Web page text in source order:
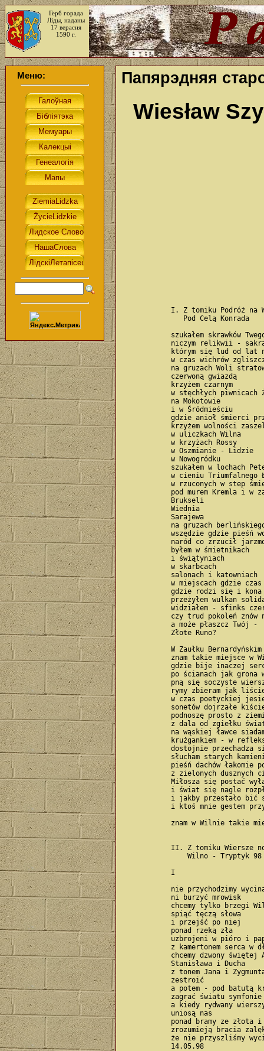
Герб горада
Ліды, наданы
17 верасня
1590 г.
Меню: Папярэдняя
Wiesław
I. Z tomiku Podróż na
               Pod Celą Konrada
szukałem skrawków
niczym relikwii -
którym się lud od lat
w czas wichrów
na gruzach Woli
            czerwoną gwiazdą
            krzyżem czarnym
w stęchłych piwnicach
            na Mokotowie
            i w Śródmieściu
gdzie anioł śmierci
krzyżem wolności
            w uliczkach Wilna
            w krzyżach Rossy
            w Oszmianie - Lidzie
            w Nowogródku
szukałem w lochach
w cieniu Triumfalnego
w rzuconych w step
pod murem Kremla i w
            Brukseli
            Wiednia
            Sarajewa
na gruzach
wszędzie gdzie pieśń
naród co zrzucił
            byłem w śmietnikach
            i świątyniach
            w skarbcach
            salonach i katowniach
w miejscach gdzie
gdzie rodzi się i kona
przeżyłem wulkan
widziałem - sfinks
czy trud pokoleń znów
            a może płaszcz Twój -
            Złote Runo?
            W Zaułku Bernardyńskim
znam takie miejsce w
gdzie bije inaczej
po ścianach jak grona
pną się soczyste
rymy zbieram jak
w czas poetyckiej
sonetów dojrzałe
podnoszę prosto z
z dala od zgiełku
na wąskiej ławce
krużgankiem - w
dostojnie przechadza
słucham starych
pieśń dachów łakomie
z zielonych dusznych
Miłosza się postać
i świat się nagle
i jakby przestało bić
i ktoś mnie gestem
znam w Wilnie takie
II. Z tomiku Wiersze
                Wilno - Tryptyk 98
            I
nie przychodzimy
            ni burzyć mrowisk
chcemy tylko brzegi
            spiąć tęczą słowa
            i przejść po niej
            ponad rzeką zła
uzbrojeni w pióro i
z kamertonem serca w
chcemy dzwony świętej
            Stanisława i Ducha
z tonem Jana i
            zestroić
a potem - pod batutą
zagrać światu symfonie
a kiedy rydwany
            uniosą nas
ponad bramy ze złota i
zrozumieją bracia
że nie przyszliśmy
            14.05.98